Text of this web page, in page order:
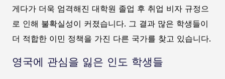
게다가 더욱 엄격해진 대학원 졸업 후 취업 비자 규정으
로 인해 불확실성이 커졌습니다. 그 결과 많은 학생들이
더 적합한 이민 정책을 가진 다른 국가를 찾고 있습니다.
영국에 관심을 잃은 인도 학생들